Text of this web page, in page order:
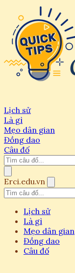
Lịch sử
Là gì
Mẹo dân gian
Đồng dao
Câu đố
Erci.edu.vn
Lịch sử
Là gì
Mẹo dân gian
Đồng dao
Câu đố